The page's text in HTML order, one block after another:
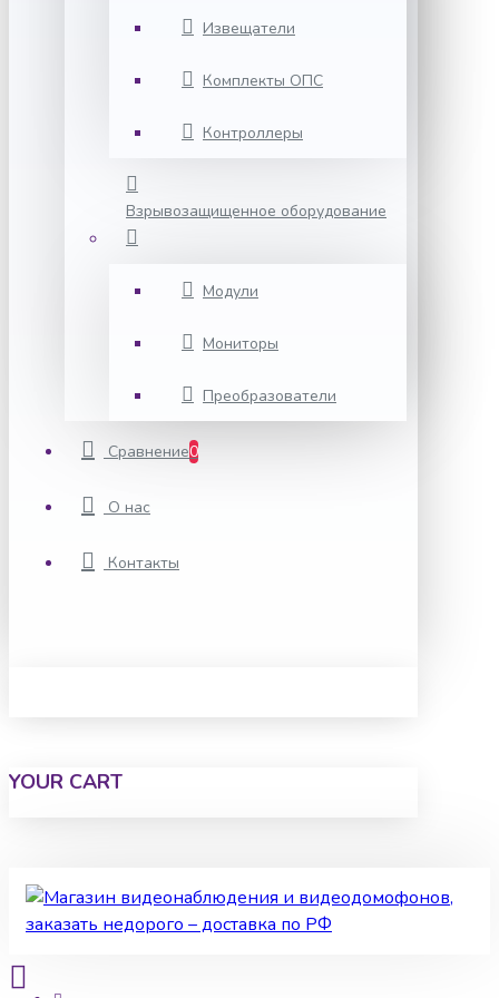
Извещатели
Комплекты ОПС
Контроллеры
Взрывозащищенное оборудование
Модули
Мониторы
Преобразователи
Сравнение0
О нас
Контакты
YOUR CART